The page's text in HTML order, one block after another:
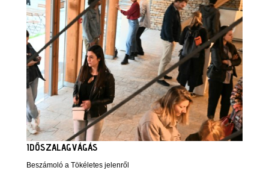
IDŐSZALAGVÁGÁS
Beszámoló a Tökéletes jelenről